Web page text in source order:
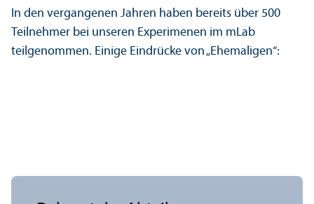
In den vergangenen Jahren haben bereits über 500
Teilnehmer bei unseren Experimenen im mLab
teilgenommen. Einige Eindrücke von „Ehemaligen“: